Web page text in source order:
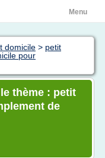
Menu
domicile > petit
pour
thème : petit
de